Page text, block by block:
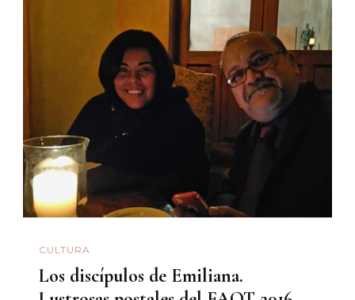
CULTURA
Los discípulos de Emiliana.